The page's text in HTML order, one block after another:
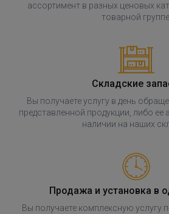
ассортимент в разных ценовых
товарной группе.
Складские
Вы получаете услугу в день
представленной продукции, либо ее
наличии на наших
Продажа и установка в
Вы получаете комплексную услугу